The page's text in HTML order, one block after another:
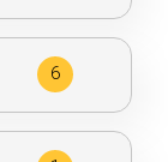
6